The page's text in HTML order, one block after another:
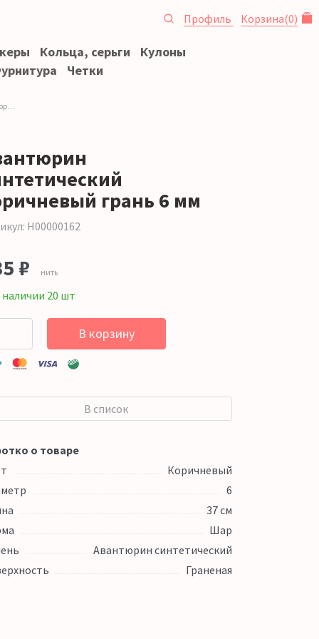
Профиль Корзина(0)
Кольца, серьги
Кулоны
Четки
грань 6 мм
Н00000162
₽ нить
20 шт
В корзину
В список
о товаре
Коричневый
6
37 см
Шар
Авантюрин синтетический
Граненая